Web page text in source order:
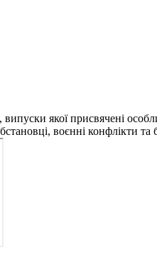
якої присвячені
воєнні